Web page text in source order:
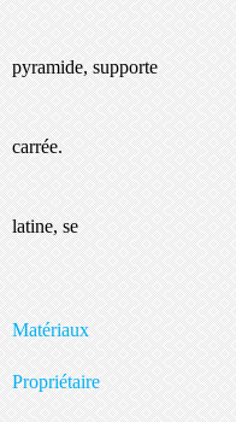
filet. Le fût,
pyramide, supporte
un chapiteau
carrée.
Le croisillon
latine, se
termine par